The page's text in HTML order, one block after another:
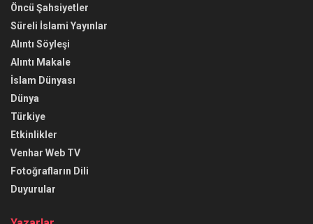
Öncü Şahsiyetler
Süreli İslami Yayınlar
Alıntı Söyleşi
Alıntı Makale
İslam Dünyası
Dünya
Türkiye
Etkinlikler
Venhar Web TV
Fotoğrafların Dili
Duyurular